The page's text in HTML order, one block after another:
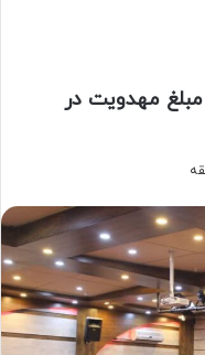
مهدویت در